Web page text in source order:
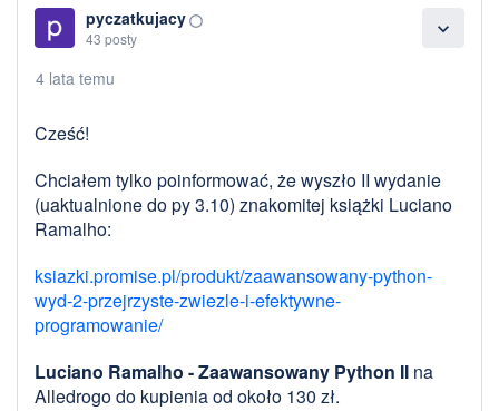
expand_more
pyczatkujacy panorama_fish_eye
43 posty
4 lata temu
Cześć!
Chciałem tylko poinformować, że wyszło II wydanie
(uaktualnione do py 3.10) znakomitej książki Luciano
Ramalho:
ksiazki.promise.pl/produkt/zaawansowany-python-
wyd-2-przejrzyste-zwiezle-i-efektywne-
programowanie/
Luciano Ramalho - Zaawansowany Python II na
Alledrogo do kupienia od około 130 zł.